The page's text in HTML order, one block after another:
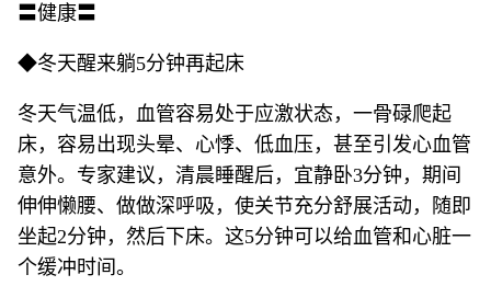
〓健康〓
◆冬天醒来躺5分钟再起床
冬天气温低，血管容易处于应激状态，一骨碌爬起
床，容易出现头晕、心悸、低血压，甚至引发心血管
意外。专家建议，清晨睡醒后，宜静卧3分钟，期间
伸伸懒腰、做做深呼吸，使关节充分舒展活动，随即
坐起2分钟，然后下床。这5分钟可以给血管和心脏一
个缓冲时间。